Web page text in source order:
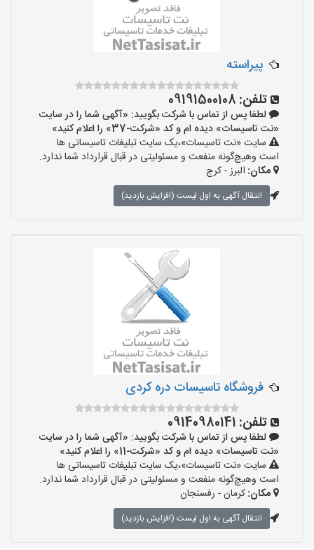
پیراسته
تلفن: 09191500108
لطفا پس از تماس با شرکت بگویید: «آگهی شما را در سایت
«نت تاسیسات» دیده ام و کد «شرکت-37» را اعلام کنید»
سایت «نت تاسیسات»،یک سایت تبلیغات تاسیساتی ها
است وهیچ‌گونه منفعت و مسئولیتی در قبال قرارداد شما ندارد.
مکان: البرز - کرج
انتقال آگهی به اول لیست (افزایش بازدید)
‌فروشگاه تاسیسات دره کردی
تلفن: 09140980141
لطفا پس از تماس با شرکت بگویید: «آگهی شما را در سایت
«نت تاسیسات» دیده ام و کد «شرکت-11» را اعلام کنید»
سایت «نت تاسیسات»،یک سایت تبلیغات تاسیساتی ها
است وهیچ‌گونه منفعت و مسئولیتی در قبال قرارداد شما ندارد.
مکان:کرمان - رفسنجان
انتقال آگهی به اول لیست (افزایش بازدید)